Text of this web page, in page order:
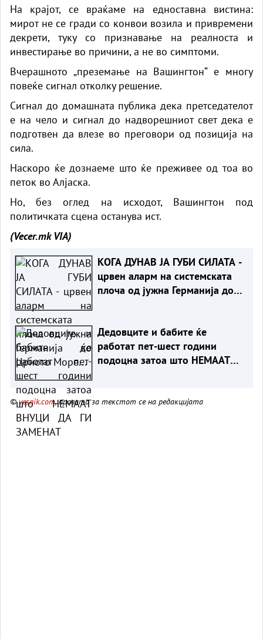
На крајот, се враќаме на едноставна вистина:
мирот не се гради со конвои возила и привремени
декрети, туку со признавање на реалноста и
инвестирање во причини, а не во симптоми.
Вчерашното „преземање на Вашингтон“ е многу
повеќе сигнал отколку решение.
Сигнал до домашната публика дека претседателот
е на чело и сигнал до надворешниот свет дека е
подготвен да влезе во преговори од позиција на
сила.
Наскоро ќе дознаеме што ќе преживее од тоа во
петок во Алјаска.
Но, без оглед на исходот, Вашингтон под
политичката сцена останува ист.
(Vecer.mkVIA)
КОГА ДУНАВ ЈА ГУБИ СИЛАТА -
црвен аларм на системската
плоча од јужна Германија до
Дедовците и бабите ќе
работат пет-шест години
подоцна затоа што НЕМААТ
©vesnik.com, правата за текстот се на редакцијата